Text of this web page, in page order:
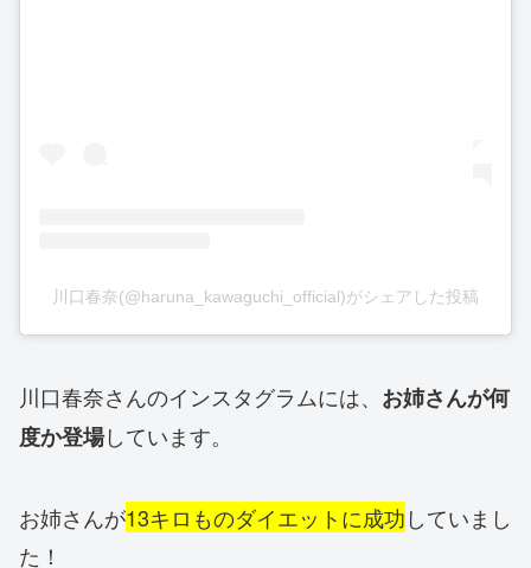
川口春奈(@haruna_kawaguchi_official)がシェアした投稿
川口春奈さんのインスタグラムには、 お姉さんが何
度か登場しています。
お姉さんが13キロものダイエットに成功していまし
た！